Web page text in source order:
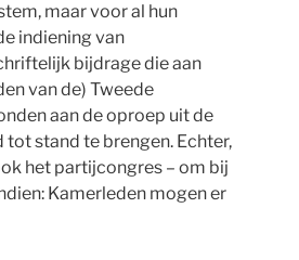
maar voor al hun
indiening van
bijdrage die aan
van de) Tweede
aan de oproep uit de
stand te brengen. Echter,
het partijcongres – om bij
Kamerleden mogen er